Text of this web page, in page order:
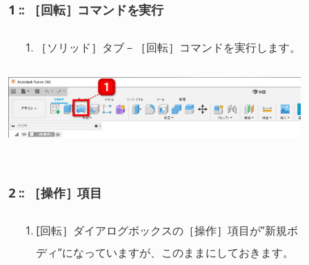
1 :: ［回転］コマンドを実行
［ソリッド］タブ－［回転］コマンドを実行します。
2 :: ［操作］項目
[回転］ダイアログボックスの［操作］項目が”新規ボ
ディ”になっていますが、このままにしておきます。